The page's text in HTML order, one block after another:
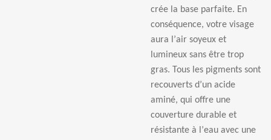
crée la base parfaite. En
conséquence, votre visage
aura l ’air soyeux et
lumineux sans être trop
gras. Tous les pigments sont
recouverts d’un acide
aminé, qui offre une
couverture durable et
résistante à ’eau avec une